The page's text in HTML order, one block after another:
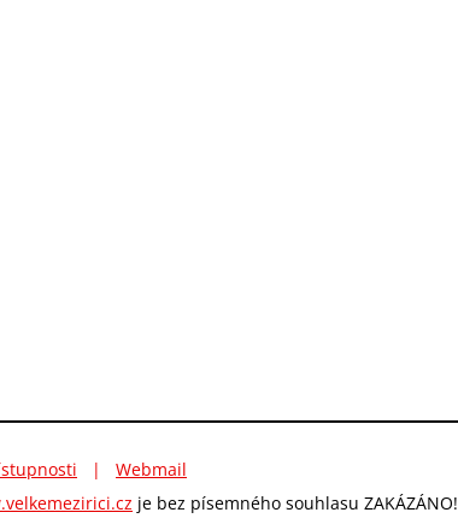
| Webmail
je bez písemného souhlasu ZAKÁZÁNO!